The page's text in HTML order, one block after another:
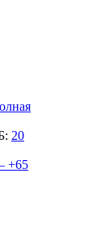
: 20
+65